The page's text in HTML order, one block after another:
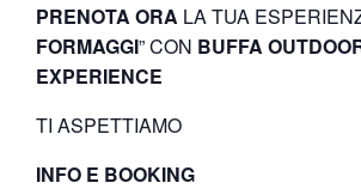
PRENOTA ORA LA TUA
FORMAGGI” CON BUFFA
EXPERIENCE
TI ASPETTIAMO
INFO E BOOKING